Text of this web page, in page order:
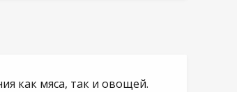
как мяса, так и овощей.